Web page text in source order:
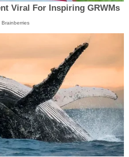
Viral For Inspiring GRWMs
Brainberries